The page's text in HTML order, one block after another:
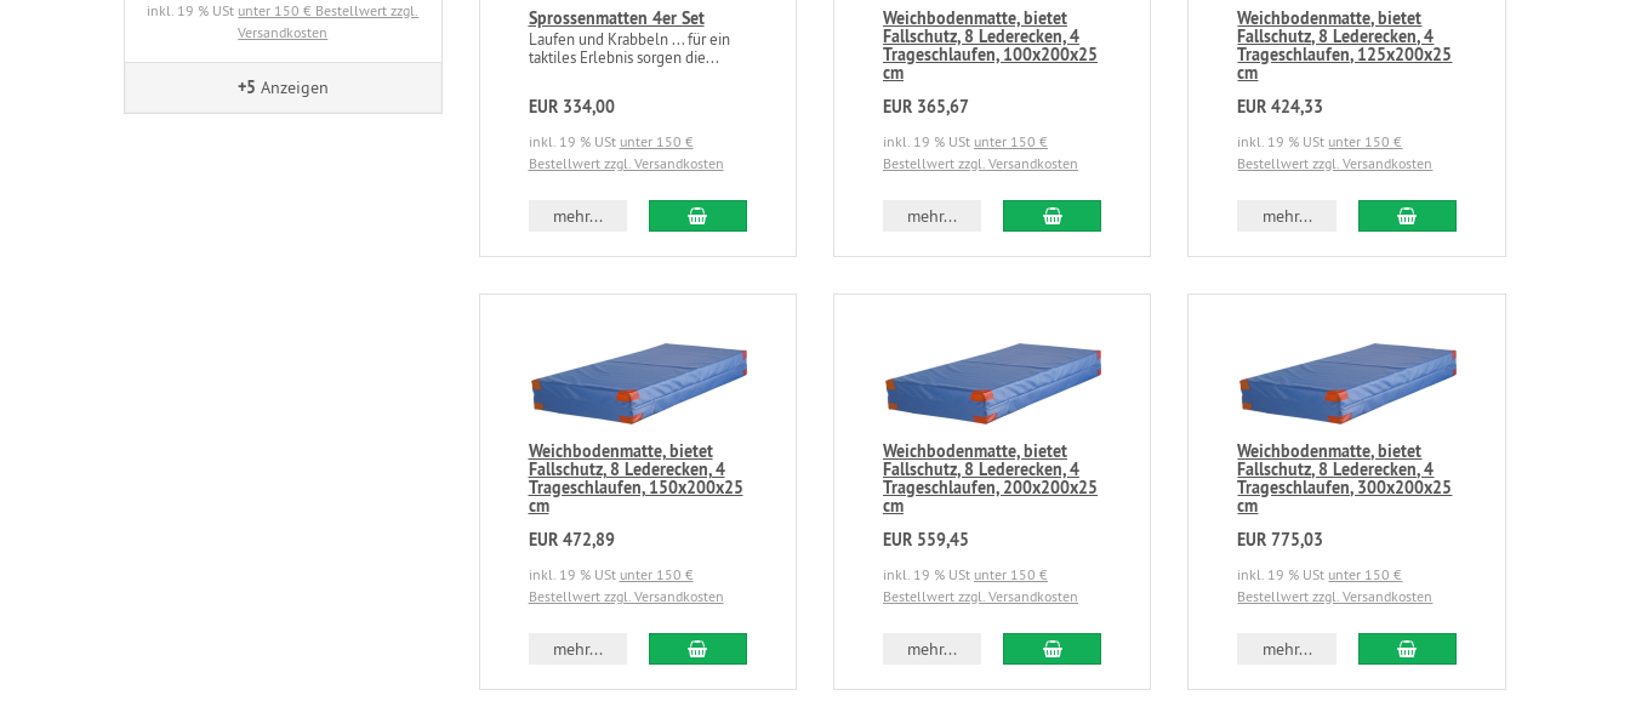
Sprossenmatten 4er Set
Laufen und Krabbeln ... für ein
taktiles Erlebnis sorgen die...
EUR 334,00
inkl. 19 % USt unter 150 €
Bestellwert zzgl. Versandkosten
mehr...
Weichbodenmatte, bietet
Fallschutz, 8 Lederecken, 4
Trageschlaufen, 100x200x25
cm
EUR 365,67
inkl. 19 % USt unter 150 €
Bestellwert zzgl. Versandkosten
mehr...
Weichbodenmatte, bietet
Fallschutz, 8 Lederecken, 4
Trageschlaufen, 125x200x25
cm
EUR 424,33
inkl. 19 % USt unter 150 €
Bestellwert zzgl. Versandkosten
mehr...
Weichbodenmatte, bietet
Fallschutz, 8 Lederecken, 4
Trageschlaufen, 150x200x25
cm
EUR 472,89
inkl. 19 % USt unter 150 €
Bestellwert zzgl. Versandkosten
mehr...
Weichbodenmatte, bietet
Fallschutz, 8 Lederecken, 4
Trageschlaufen, 200x200x25
cm
EUR 559,45
inkl. 19 % USt unter 150 €
Bestellwert zzgl. Versandkosten
mehr...
Weichbodenmatte, bietet
Fallschutz, 8 Lederecken, 4
Trageschlaufen, 300x200x25
cm
EUR 775,03
inkl. 19 % USt unter 150 €
Bestellwert zzgl. Versandkosten
mehr...
inkl. 19 % USt unter 150 € Bestellwert zzgl.
Versandkosten
+5 Anzeigen